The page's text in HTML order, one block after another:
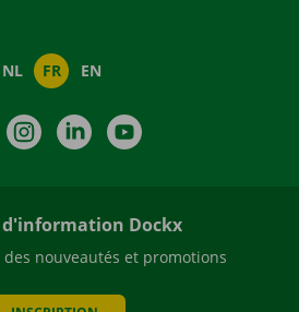
NL FR EN
FacebookInstagramLinkedIn
Dockx
des nouveautés et promotions